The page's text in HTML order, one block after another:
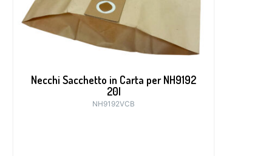
Necchi Sacchetto in Carta per NH9192
20l
NH9192VCB